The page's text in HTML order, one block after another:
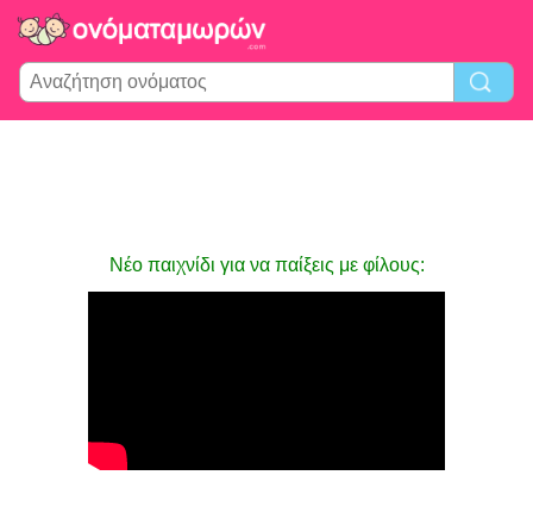
Νέο παιχνίδι για να παίξεις με φίλους: